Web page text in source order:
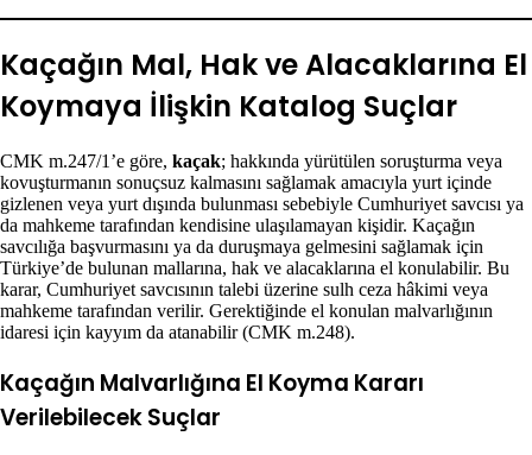
Kaçağın Mal, Hak ve Alacaklarına El
Koymaya İlişkin Katalog Suçlar
CMK m.247/1’e göre, kaçak; hakkında yürütülen soruşturma veya
kovuşturmanın sonuçsuz kalmasını sağlamak amacıyla yurt içinde
gizlenen veya yurt dışında bulunması sebebiyle Cumhuriyet savcısı ya
da mahkeme tarafından kendisine ulaşılamayan kişidir. Kaçağın
savcılığa başvurmasını ya da duruşmaya gelmesini sağlamak için
Türkiye’de bulunan mallarına, hak ve alacaklarına el konulabilir. Bu
karar, Cumhuriyet savcısının talebi üzerine sulh ceza hâkimi veya
mahkeme tarafından verilir. Gerektiğinde el konulan malvarlığının
idaresi için kayyım da atanabilir (CMK m.248).
Kaçağın Malvarlığına El Koyma Kararı
Verilebilecek Suçlar